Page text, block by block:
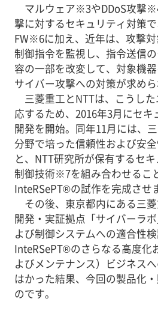
マルウェア※3やDDoS攻撃
撃に対するセキュリティ対策で
FW※6に加え、近年は、攻撃
制御指令を監視し、指令送信
容の一部を改変して、対象機
サイバー攻撃への対策が求めら
三菱重工とNTTは、こうし
応するため、2016年3月にセ
開発を開始。同年11月には、
分野で培った信頼性および安
と、NTT研究所が保有するセ
制御技術※7を組み合わせるこ
InteRSePT®の試作を完成させ
その後、東京都内にある三
開発・実証拠点「サイバーラ
よび制御システムへの適合性検
InteRSePT®のさらなる高度化
よびメンテナンス）ビジネス
はかった結果、今回の製品化
のです。